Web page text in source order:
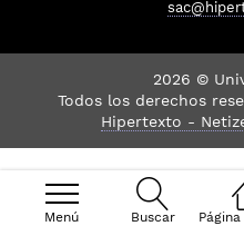
Menú Buscar
2026 ©
Todos los derechos
Hipertexto -